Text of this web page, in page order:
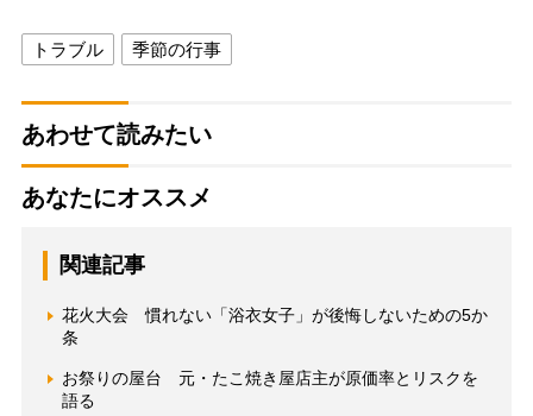
トラブル 季節の行事
あわせて読みたい
あなたにオススメ
関連記事
花火大会 慣れない「浴衣女子」が後悔しないための5か
条
お祭りの屋台 元・たこ焼き屋店主が原価率とリスクを
語る